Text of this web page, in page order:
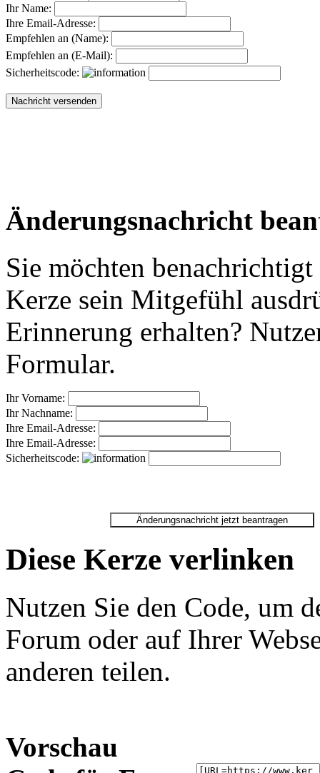
Ihr Name:
Ihre Email-Adresse:
Empfehlen an (Name):
Empfehlen an (E-Mail):
Sicherheitscode:
Änderungsnachricht
Sie möchten
Kerze sein Mitgefühl
Erinnerung erhalten?
Formular.
Ihr Vorname:
Ihr Nachname:
Ihre Email-Adresse:
Ihre Email-Adresse:
Sicherheitscode:
Diese Kerze verlinken
Nutzen Sie den Code, um
Forum oder auf Ihrer
anderen teilen.
Vorschau